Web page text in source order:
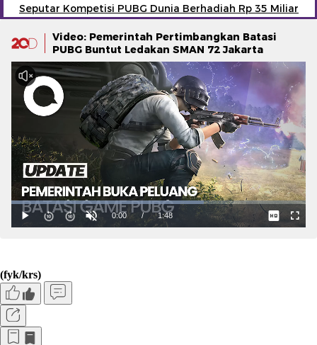
Seputar Kompetisi PUBG Dunia Berhadiah Rp 35 Miliar
Video: Pemerintah Pertimbangkan Batasi
PUBG Buntut Ledakan SMAN 72 Jakarta
(fyk/krs)